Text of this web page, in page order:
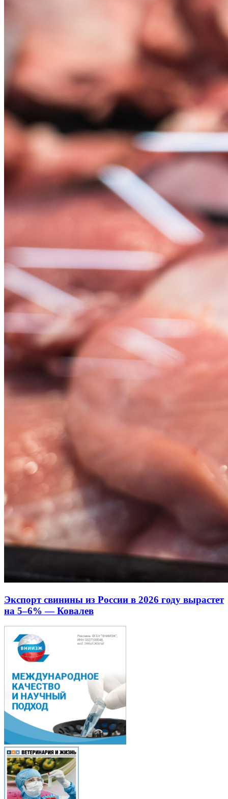
Экспорт свинины из России в 2026 году вырастет
на 5–6% — Ковалев